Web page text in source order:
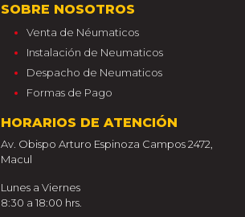
SOBRE NOSOTROS
Venta de Néumaticos
Instalación de Neumaticos
Despacho de Neumaticos
Formas de Pago
HORARIOS DE ATENCIÓN
Av. Obispo Arturo Espinoza Campos 2472,
Macul
Lunes a Viernes
8:30 a 18:00 hrs.